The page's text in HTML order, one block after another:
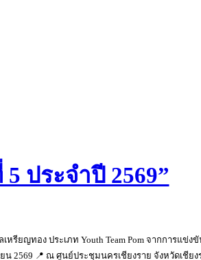
ประจำปี 2569”
ยญทอง ประเภท Youth Team Pom จากการแข่ง
2569 📍 ณ ศูนย์ประชุมนครเชียงราย จังหวัดเชียง